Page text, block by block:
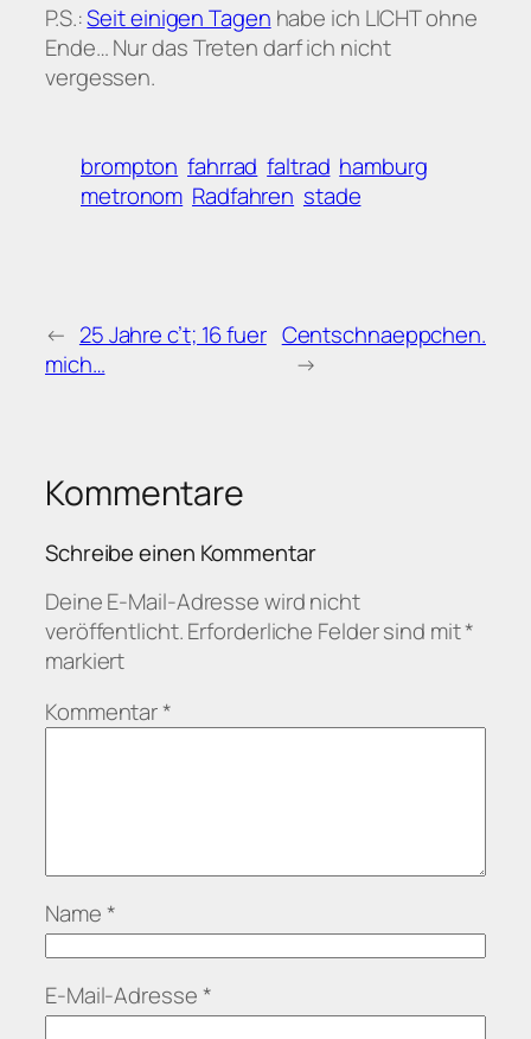
P.S.:Seit einigen Tagen habe ich LICHT ohne
Ende… Nur das Treten darf ich nicht
vergessen.
brompton fahrrad faltrad hamburg
metronom Radfahren stade
← 25 Jahre c’t; 16 fuer
mich…
Centschnaeppchen.
→
Kommentare
Schreibe einen Kommentar
Deine E-Mail-Adresse wird nicht
veröffentlicht.Erforderliche Felder sind mit*
markiert
Kommentar*
Name *
E-Mail-Adresse *